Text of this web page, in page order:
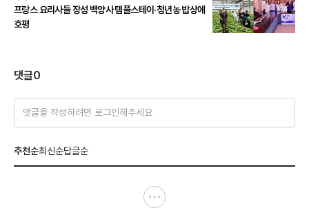
프랑스 요리사들 장성 백양사 템플스테이·청년농 밥상에
호평
댓글0
댓글을 작성하려면 로그인해주세요
추천순최신순답글순